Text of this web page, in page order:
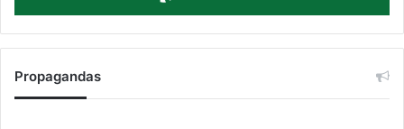
Propagandas